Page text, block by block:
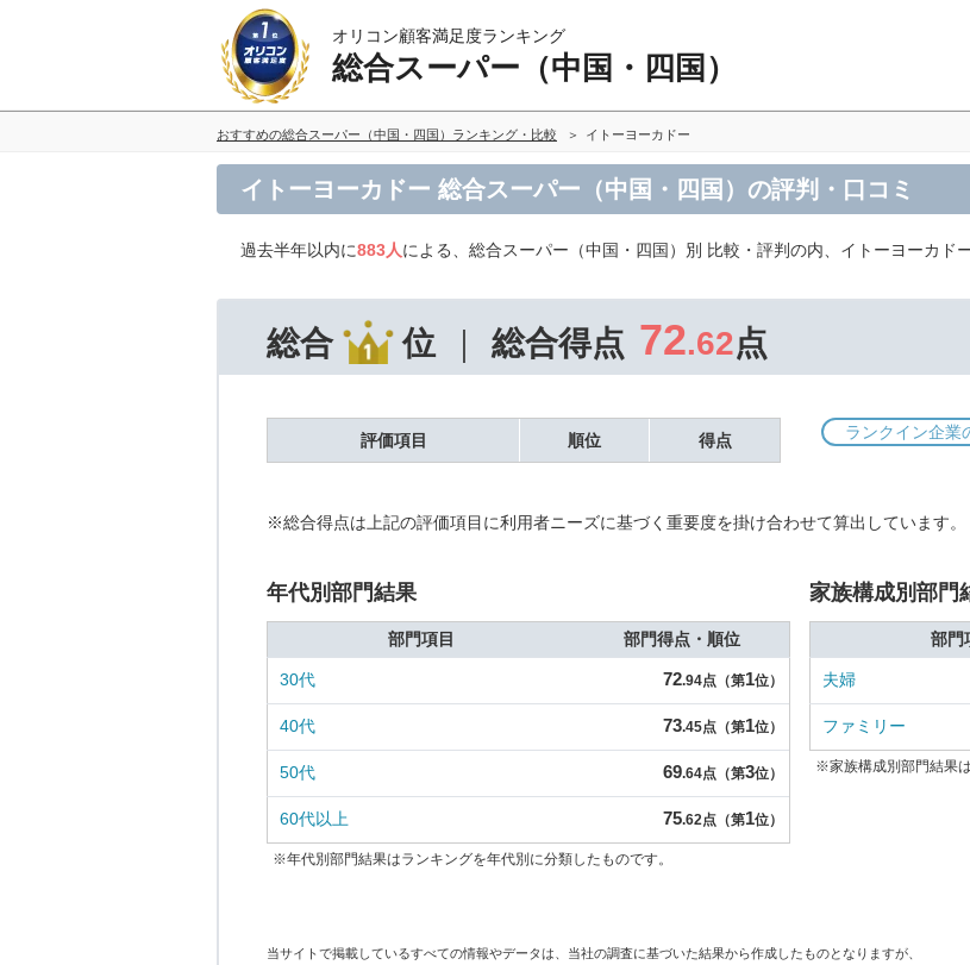
オリコン顧客満足度ランキング
総合スーパー（中国・四国）
おすすめの総合スーパー（中国・四国）ランキング・比較 イトーヨーカドー
イトーヨーカドー 総合スーパー（中国・四国）の評判・口コミ
過去半年以内に883人による、総合スーパー（中国・四国）別 比較・評判の内、イトーヨーカド
総合 位 総合得点 72.62点
評価項目 順位 得点 ランクイン企業
※総合得点は上記の評価項目に利用者ニーズに基づく重要度を掛け合わせて算出しています。
年代別部門結果
部門項目 部門得点・順位
30代 72.94点（第1位）
40代 73.45点（第1位）
50代 69.64点（第3位）
60代以上 75.62点（第1位）
※年代別部門結果はランキングを年代別に分類したものです。
家族構成別部門
部門
夫婦
ファミリー
※家族構成別部門結果
当サイトで掲載しているすべての情報やデータは、当社の調査に基づいた結果から作成したものとなりますが、